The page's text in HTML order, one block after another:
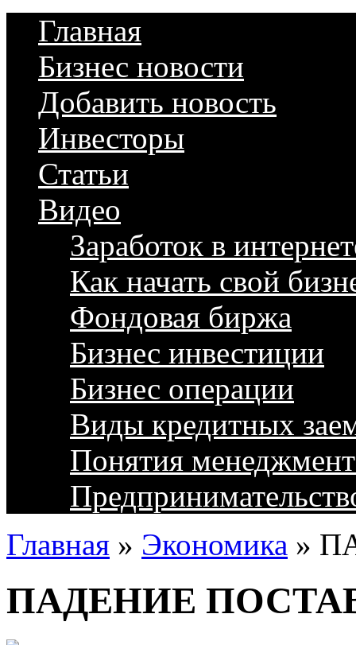
Главная
Бизнес новости
Добавить новость
Инвесторы
Статьи
Видео
Заработок в
Как начать свой
Фондовая биржа
Бизнес инвестиции
Бизнес операции
Виды кредитных
Понятия
Главная » Экономика »
ПАДЕНИЕ